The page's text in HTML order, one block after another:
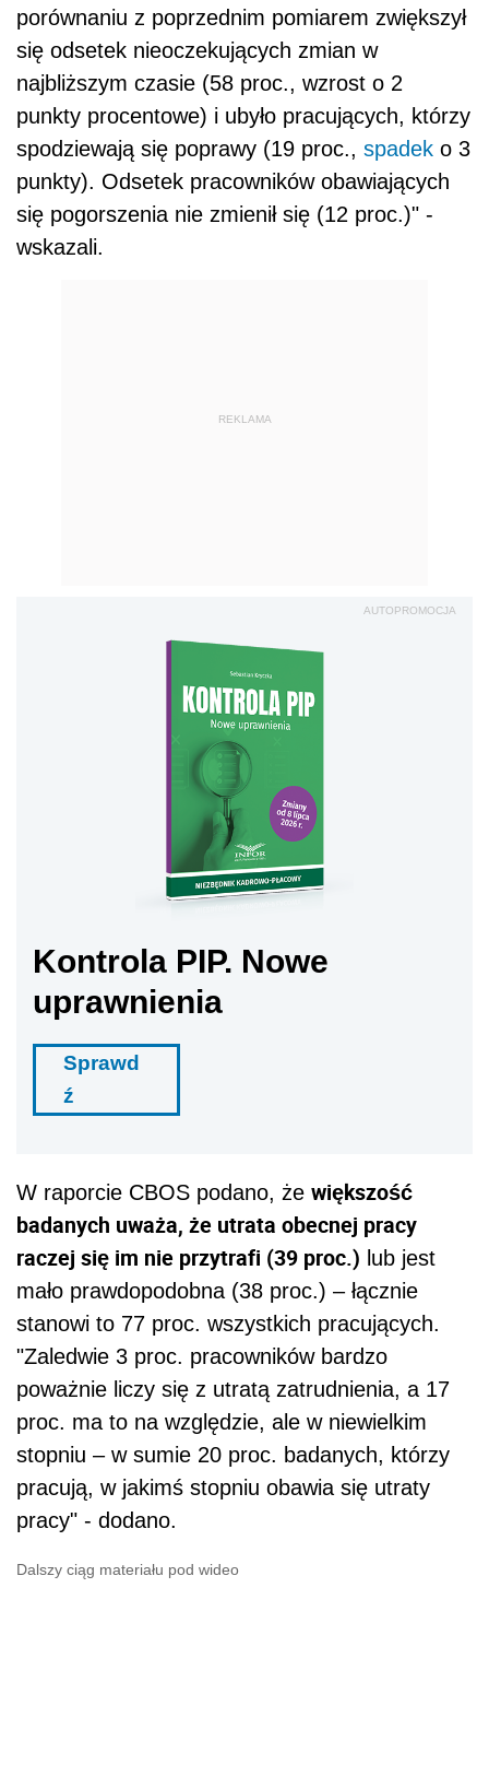
porównaniu z poprzednim pomiarem zwiększył
się odsetek nieoczekujących zmian w
najbliższym czasie (58 proc., wzrost o 2
punkty procentowe) i ubyło pracujących, którzy
spodziewają się poprawy (19 proc., spadek o 3
punkty). Odsetek pracowników obawiających
się pogorszenia nie zmienił się (12 proc.)" -
wskazali.
REKLAMA
AUTOPROMOCJA
Kontrola PIP. Nowe
uprawnienia
Sprawd
ź
W raporcie CBOS podano, że większość
badanych uważa, że utrata obecnej pracy
raczej się im nie przytrafi (39 proc.) lub jest
mało prawdopodobna (38 proc.) – łącznie
stanowi to 77 proc. wszystkich pracujących.
"Zaledwie 3 proc. pracowników bardzo
poważnie liczy się z utratą zatrudnienia, a 17
proc. ma to na względzie, ale w niewielkim
stopniu – w sumie 20 proc. badanych, którzy
pracują, w jakimś stopniu obawia się utraty
pracy" - dodano.
Dalszy ciąg materiału pod wideo